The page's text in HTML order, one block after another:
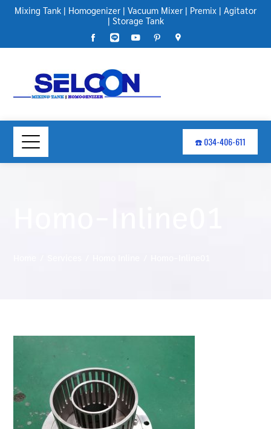
Mixing Tank | Homogenizer | Vacuum Mixer | Premix | Agitator
| Storage Tank
☎️ 034-406-611